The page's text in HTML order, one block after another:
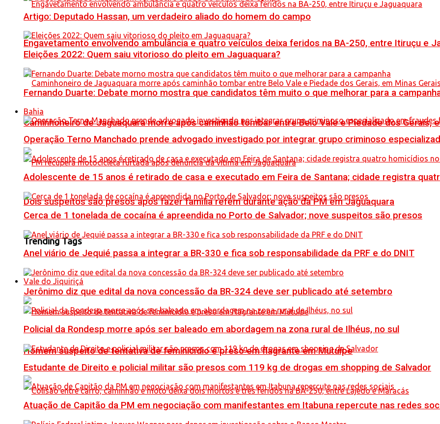
Engavetamento envolvendo ambulância e quatro veículos deixa feridos na BA-250, entre Itiruçu e
Caminhoneiro de Jaguaquara morre após caminhão tombar entre Belo Vale e Piedade dos Gerais,
Dois suspeitos são presos após fazer família refém durante ação da PM em Jaguaquara
Trending Tags
Vale do Jiquiriçá
Homem suspeito de tentativa de feminicídio é preso em flagrante em Mutuípe
Artigo: Deputado Hassan, um verdadeiro aliado do homem do campo
Eleições 2022: Quem saiu vitorioso do pleito em Jaguaquara?
Fernando Duarte: Debate morno mostra que candidatos têm muito o que melhorar para a
Bahia
Operação Terno Manchado prende advogado investigado por integrar grupo criminoso
Adolescente de 15 anos é retirado de casa e executado em Feira de Santana; cidade registra
Cerca de 1 tonelada de cocaína é apreendida no Porto de Salvador; nove suspeitos são presos
Anel viário de Jequié passa a integrar a BR-330 e fica sob responsabilidade da PRF e do DNIT
Jerônimo diz que edital da nova concessão da BR-324 deve ser publicado até setembro
Policial da Rondesp morre após ser baleado em abordagem na zona rural de Ilhéus, no sul
Estudante de Direito e policial militar são presos com 119 kg de drogas em shopping de Salvador
Atuação de Capitão da PM em negociação com manifestantes em Itabuna repercute nas redes